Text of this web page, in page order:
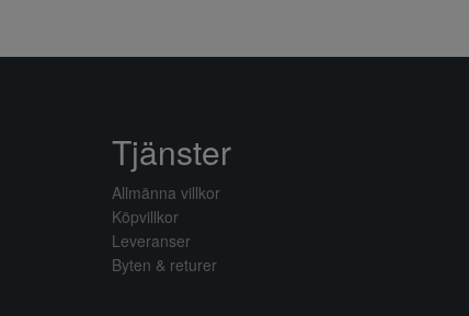
Tjänster
Allmänna villkor
Köpvillkor
Leveranser
Byten & returer